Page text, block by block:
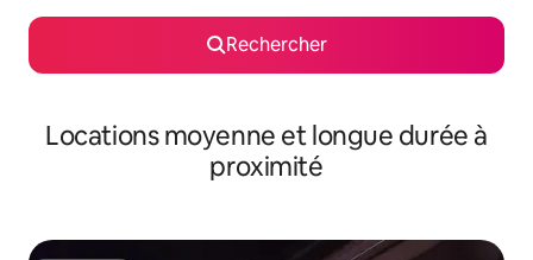
Rechercher
Locations moyenne et longue durée à
proximité